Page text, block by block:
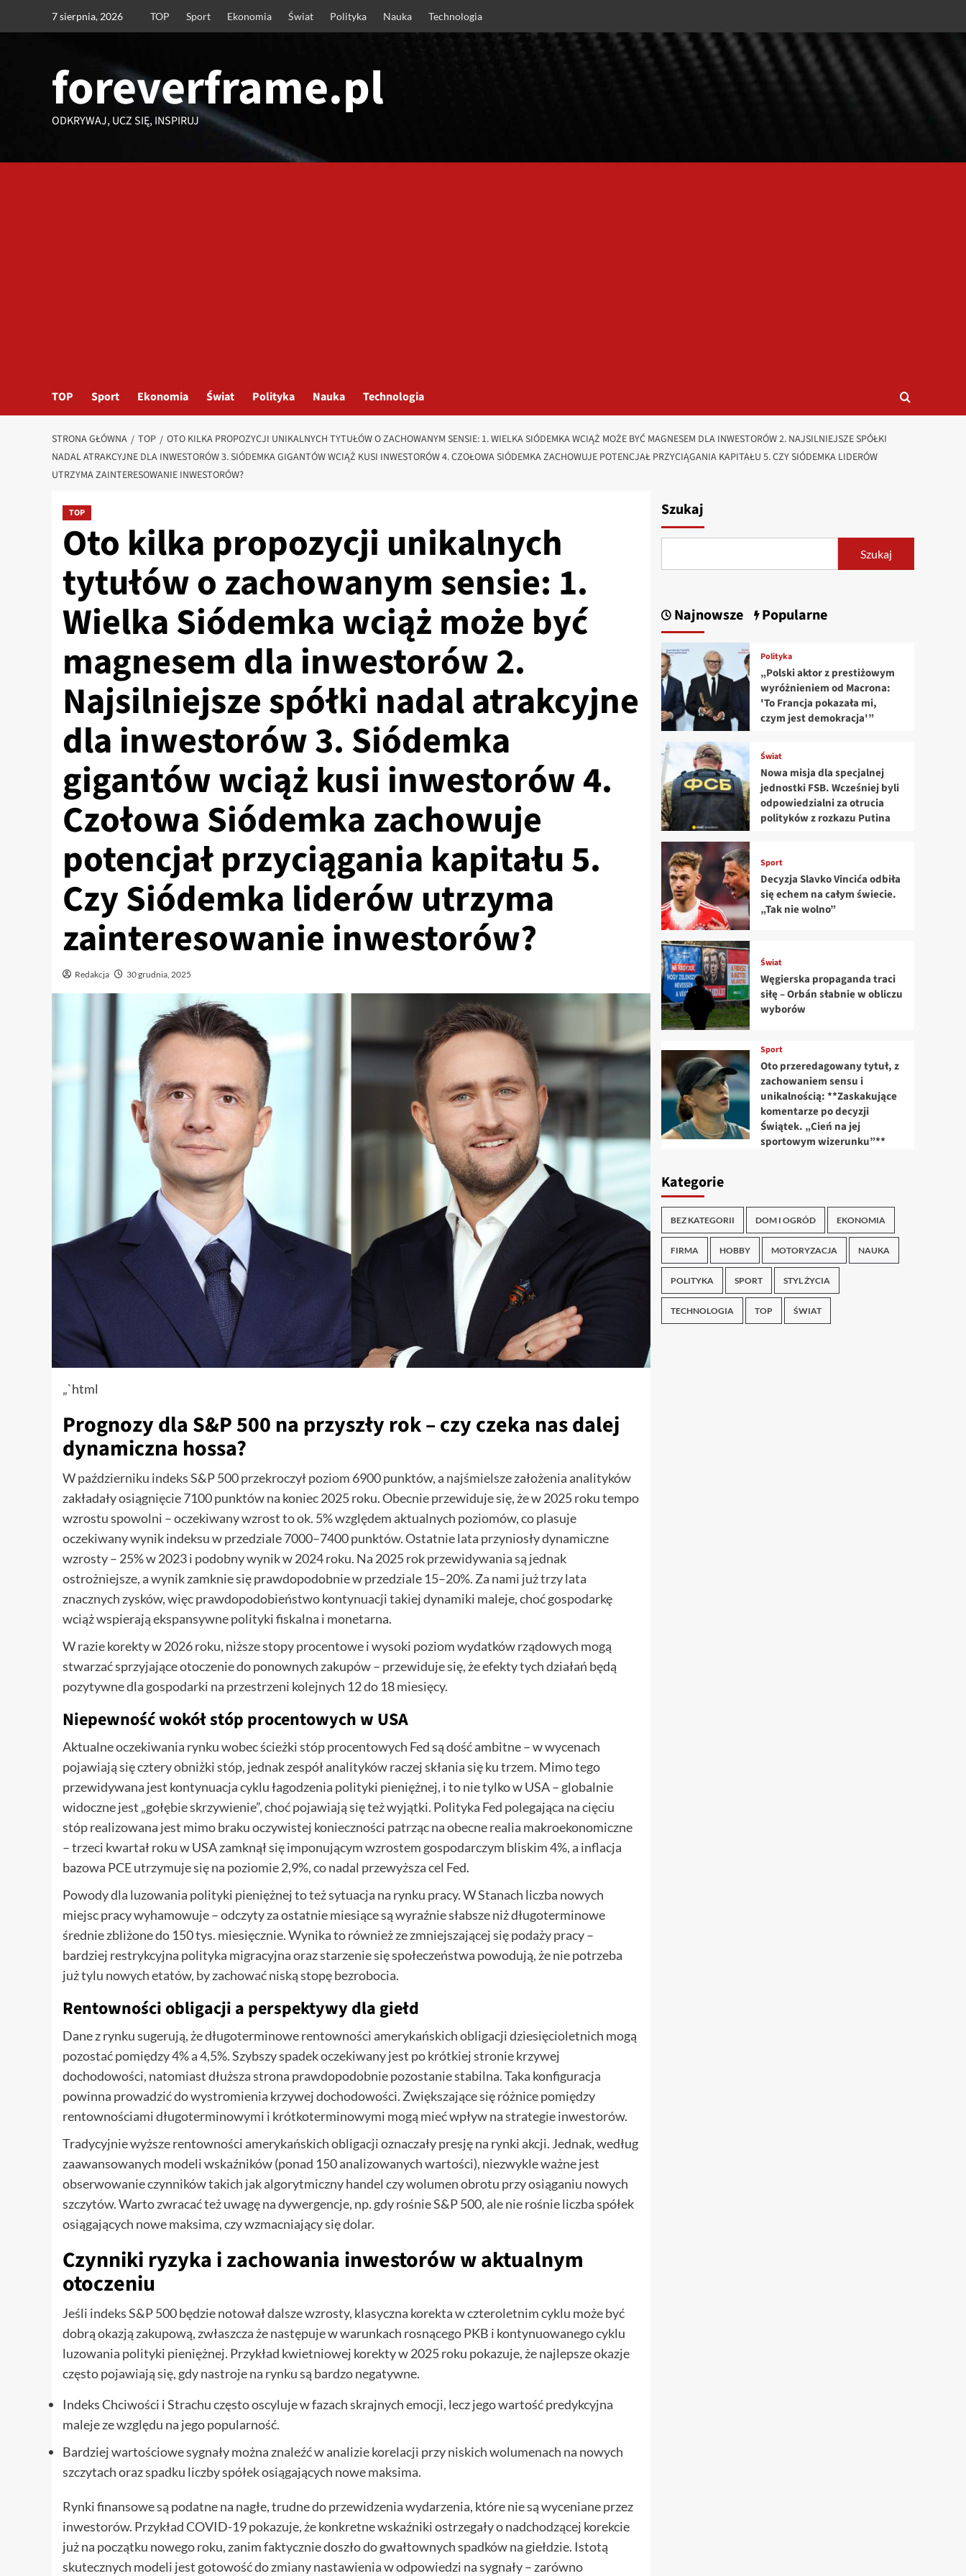
7 sierpnia, 2026 TOP Sport Ekonomia Świat Polityka Nauka Technologia
foreverframe.pl
ODKRYWAJ, UCZ SIĘ, INSPIRUJ
TOP Sport Ekonomia Świat Polityka Nauka Technologia
STRONA GŁÓWNA TOP
OTO KILKA PROPOZYCJI UNIKALNYCH TYTUŁÓW O ZACHOWANYM SENSIE: 1. WIELKA SIÓDEMKA WCIĄŻ MOŻE BYĆ MAGNESEM DLA INWESTORÓW 2. NAJSILNIEJSZE SPÓŁKI
NADAL ATRAKCYJNE DLA INWESTORÓW 3. SIÓDEMKA GIGANTÓW WCIĄŻ KUSI INWESTORÓW 4. CZOŁOWA SIÓDEMKA ZACHOWUJE POTENCJAŁ PRZYCIĄGANIA KAPITAŁU 5. CZY SIÓDEMKA LIDERÓW
UTRZYMA ZAINTERESOWANIE INWESTORÓW?
TOP
Oto kilka propozycji unikalnych
tytułów o zachowanym sensie: 1.
Wielka Siódemka wciąż może być
magnesem dla inwestorów 2.
Najsilniejsze spółki nadal atrakcyjne
dla inwestorów 3. Siódemka
gigantów wciąż kusi inwestorów 4.
Czołowa Siódemka zachowuje
potencjał przyciągania kapitału 5.
Czy Siódemka liderów utrzyma
zainteresowanie inwestorów?
Redakcja 30 grudnia, 2025
„`html
Prognozy dla S&P 500 na przyszły rok – czy czeka nas dalej
dynamiczna hossa?
W październiku indeks S&P 500 przekroczył poziom 6900 punktów, a najśmielsze założenia analityków
zakładały osiągnięcie 7100 punktów na koniec 2025 roku. Obecnie przewiduje się, że w 2025 roku tempo
wzrostu spowolni – oczekiwany wzrost to ok. 5% względem aktualnych poziomów, co plasuje
oczekiwany wynik indeksu w przedziale 7000–7400 punktów. Ostatnie lata przyniosły dynamiczne
wzrosty – 25% w 2023 i podobny wynik w 2024 roku. Na 2025 rok przewidywania są jednak
ostrożniejsze, a wynik zamknie się prawdopodobnie w przedziale 15–20%. Za nami już trzy lata
znacznych zysków, więc prawdopodobieństwo kontynuacji takiej dynamiki maleje, choć gospodarkę
wciąż wspierają ekspansywne polityki fiskalna i monetarna.
W razie korekty w 2026 roku, niższe stopy procentowe i wysoki poziom wydatków rządowych mogą
stwarzać sprzyjające otoczenie do ponownych zakupów – przewiduje się, że efekty tych działań będą
pozytywne dla gospodarki na przestrzeni kolejnych 12 do 18 miesięcy.
Niepewność wokół stóp procentowych w USA
Aktualne oczekiwania rynku wobec ścieżki stóp procentowych Fed są dość ambitne – w wycenach
pojawiają się cztery obniżki stóp, jednak zespół analityków raczej skłania się ku trzem. Mimo tego
przewidywana jest kontynuacja cyklu łagodzenia polityki pieniężnej, i to nie tylko w USA – globalnie
widoczne jest „gołębie skrzywienie”, choć pojawiają się też wyjątki. Polityka Fed polegająca na cięciu
stóp realizowana jest mimo braku oczywistej konieczności patrząc na obecne realia makroekonomiczne
– trzeci kwartał roku w USA zamknął się imponującym wzrostem gospodarczym bliskim 4%, a inflacja
bazowa PCE utrzymuje się na poziomie 2,9%, co nadal przewyższa cel Fed.
Powody dla luzowania polityki pieniężnej to też sytuacja na rynku pracy. W Stanach liczba nowych
miejsc pracy wyhamowuje – odczyty za ostatnie miesiące są wyraźnie słabsze niż długoterminowe
średnie zbliżone do 150 tys. miesięcznie. Wynika to również ze zmniejszającej się podaży pracy –
bardziej restrykcyjna polityka migracyjna oraz starzenie się społeczeństwa powodują, że nie potrzeba
już tylu nowych etatów, by zachować niską stopę bezrobocia.
Rentowności obligacji a perspektywy dla giełd
Dane z rynku sugerują, że długoterminowe rentowności amerykańskich obligacji dziesięcioletnich mogą
pozostać pomiędzy 4% a 4,5%. Szybszy spadek oczekiwany jest po krótkiej stronie krzywej
dochodowości, natomiast dłuższa strona prawdopodobnie pozostanie stabilna. Taka konfiguracja
powinna prowadzić do wystromienia krzywej dochodowości. Zwiększające się różnice pomiędzy
rentownościami długoterminowymi i krótkoterminowymi mogą mieć wpływ na strategie inwestorów.
Tradycyjnie wyższe rentowności amerykańskich obligacji oznaczały presję na rynki akcji. Jednak, według
zaawansowanych modeli wskaźników (ponad 150 analizowanych wartości), niezwykle ważne jest
obserwowanie czynników takich jak algorytmiczny handel czy wolumen obrotu przy osiąganiu nowych
szczytów. Warto zwracać też uwagę na dywergencje, np. gdy rośnie S&P 500, ale nie rośnie liczba spółek
osiągających nowe maksima, czy wzmacniający się dolar.
Czynniki ryzyka i zachowania inwestorów w aktualnym
otoczeniu
Jeśli indeks S&P 500 będzie notował dalsze wzrosty, klasyczna korekta w czteroletnim cyklu może być
dobrą okazją zakupową, zwłaszcza że następuje w warunkach rosnącego PKB i kontynuowanego cyklu
luzowania polityki pieniężnej. Przykład kwietniowej korekty w 2025 roku pokazuje, że najlepsze okazje
często pojawiają się, gdy nastroje na rynku są bardzo negatywne.
Indeks Chciwości i Strachu często oscyluje w fazach skrajnych emocji, lecz jego wartość predykcyjna
maleje ze względu na jego popularność.
Bardziej wartościowe sygnały można znaleźć w analizie korelacji przy niskich wolumenach na nowych
szczytach oraz spadku liczby spółek osiągających nowe maksima.
Rynki finansowe są podatne na nagłe, trudne do przewidzenia wydarzenia, które nie są wyceniane przez
inwestorów. Przykład COVID-19 pokazuje, że konkretne wskaźniki ostrzegały o nadchodzącej korekcie
już na początku nowego roku, zanim faktycznie doszło do gwałtownych spadków na giełdzie. Istotą
skutecznych modeli jest gotowość do zmiany nastawienia w odpowiedzi na sygnały – zarówno
Szukaj
Szukaj
Najnowsze Popularne
Polityka
„Polski aktor z prestiżowym
wyróżnieniem od Macrona:
'To Francja pokazała mi,
czym jest demokracja'”
Świat
Nowa misja dla specjalnej
jednostki FSB. Wcześniej byli
odpowiedzialni za otrucia
polityków z rozkazu Putina
Sport
Decyzja Slavko Vincića odbiła
się echem na całym świecie.
„Tak nie wolno”
Świat
Węgierska propaganda traci
siłę – Orbán słabnie w obliczu
wyborów
Sport
Oto przeredagowany tytuł, z
zachowaniem sensu i
unikalnością: **Zaskakujące
komentarze po decyzji
Świątek. „Cień na jej
sportowym wizerunku”**
Kategorie
BEZ KATEGORII DOM I OGRÓD EKONOMIA
FIRMA HOBBY MOTORYZACJA NAUKA
POLITYKA SPORT STYL ŻYCIA
TECHNOLOGIA TOP ŚWIAT